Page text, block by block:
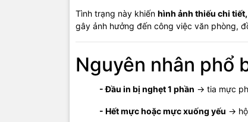
Tình trạng này khiến hình ảnh thiếu chi
gây ảnh hưởng đến công việc văn phòng,
Nguyên nhân phổ
- Đầu in bị nghẹt 1 phần → tia mực
- Hết mực hoặc mực xuống yếu →